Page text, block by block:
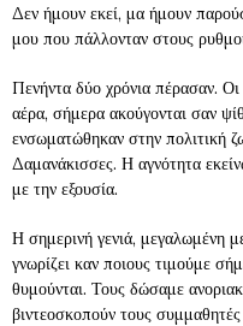
Δεν ήμουν εκεί, μα ήμουν
μου που πάλλονταν στους
Πενήντα δύο χρόνια πέρασαν.
αέρα, σήμερα ακούγονται σαν
ενσωματώθηκαν στην πολιτική
Δαμανάκισσες. Η αγνότητα
με την εξουσία.
Η σημερινή γενιά, μεγαλωμένη
γνωρίζει καν ποιους τιμούμε
θυμούνται. Τους δώσαμε
βιντεοσκοπούν τους